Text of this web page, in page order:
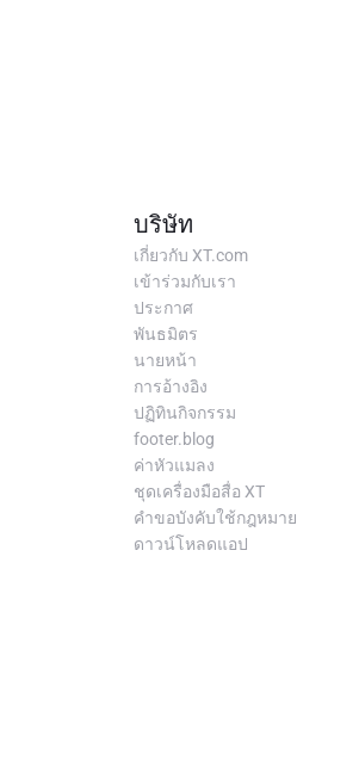
บริษัท
เกี่ยวกับ XT.com
เข้าร่วมกับเรา
ประกาศ
พันธมิตร
นายหน้า
การอ้างอิง
ปฏิทินกิจกรรม
footer.blog
ค่าหัวแมลง
ชุดเครื่องมือสื่อ XT
คำขอบังคับใช้กฎหมาย
ดาวน์โหลดแอป